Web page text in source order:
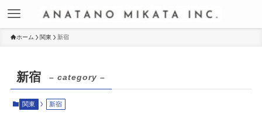
ホーム 関東 新宿
新宿 – category –
関東 新宿